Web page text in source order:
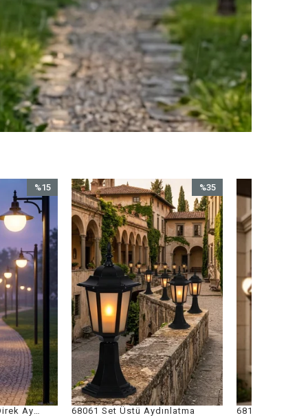
Aydınlatma
%35
İndirim
%35İndirim
İndirim
%15İndirim